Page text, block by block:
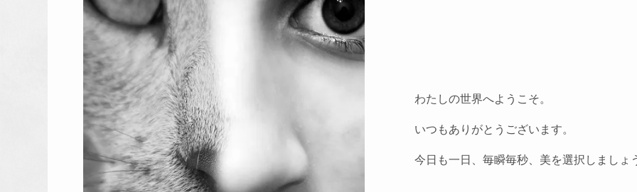
わたしの世界へようこそ。
いつもありがとうございます。
今日も一日、毎瞬毎秒、美を選択しましょ